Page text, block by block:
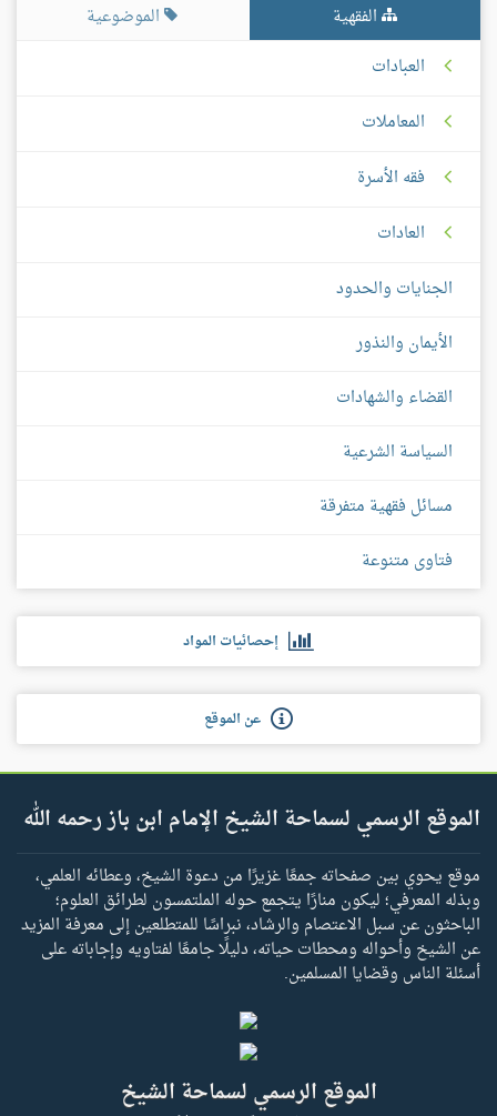
الفقهية
الموضوعية
العبادات
المعاملات
فقه الأسرة
العادات
الجنايات والحدود
الأيمان والنذور
القضاء والشهادات
السياسة الشرعية
مسائل فقهية متفرقة
فتاوى متنوعة
إحصائيات المواد
عن الموقع
الموقع الرسمي لسماحة الشيخ الإمام ابن باز رحمه الله
موقع يحوي بين صفحاته جمعًا غزيرًا من دعوة الشيخ، وعطائه العلمي،
وبذله المعرفي؛ ليكون منارًا يتجمع حوله الملتمسون لطرائق العلوم؛
الباحثون عن سبل الاعتصام والرشاد، نبراسًا للمتطلعين إلى معرفة المزيد
عن الشيخ وأحواله ومحطات حياته، دليلًا جامعًا لفتاويه وإجاباته على
أسئلة الناس وقضايا المسلمين.
الموقع الرسمي لسماحة الشيخ